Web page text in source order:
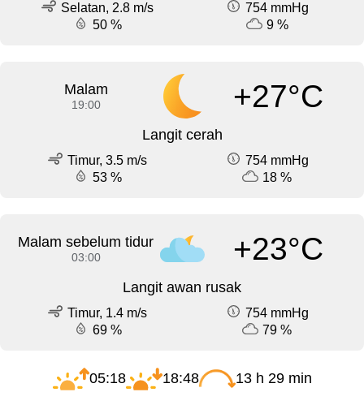
Selatan, 2.8 m/s
754 mmHg
50 %
9 %
Malam
19:00 +27°C
Langit cerah
Timur, 3.5 m/s
754 mmHg
53 %
18 %
Malam sebelum tidur
03:00 +23°C
Langit awan rusak
Timur, 1.4 m/s
754 mmHg
69 %
79 %
05:18 18:48 13 h 29 min